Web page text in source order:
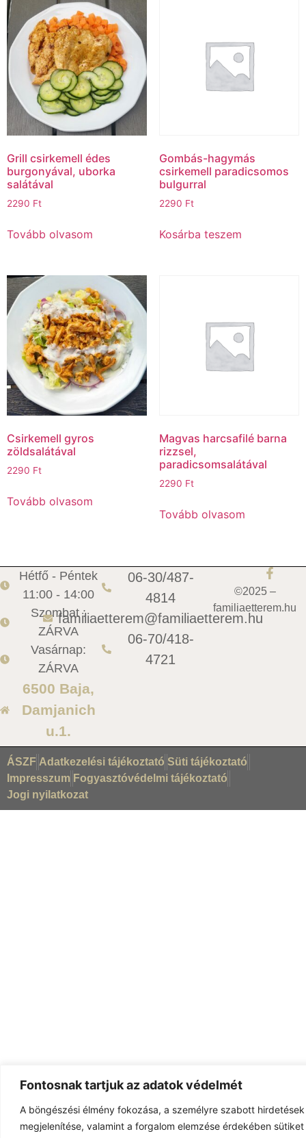
Fontosnak tartjuk az adatok védelmét
A böngészési élmény fokozása, a személyre szabott
megjelenítése, valamint a forgalom elemzése érdekében
Grill csirkemell édes
burgonyával, uborka
salátával
2290 Ft
Tovább olvasom
Gombás-hagymás
csirkemell paradicsomos
bulgurral
2290 Ft
Kosárba teszem
Csirkemell gyros
zöldsalátával
2290 Ft
Tovább olvasom
Magvas harcsafilé barna
rizzsel,
paradicsomsalátával
2290 Ft
Tovább olvasom
Hétfő - Péntek
11:00 - 14:00
Szombat :
ZÁRVA
Vasárnap:
ZÁRVA
6500 Baja,
Damjanich
u.1.
06-30/487-
4814
familiaetterem@familiaetterem.hu
06-70/418-
4721
©2025 –
familiaetterem.hu
ÁSZF Adatkezelési tájékoztató Süti tájékoztató
Impresszum Fogyasztóvédelmi tájékoztató
Jogi nyilatkozat